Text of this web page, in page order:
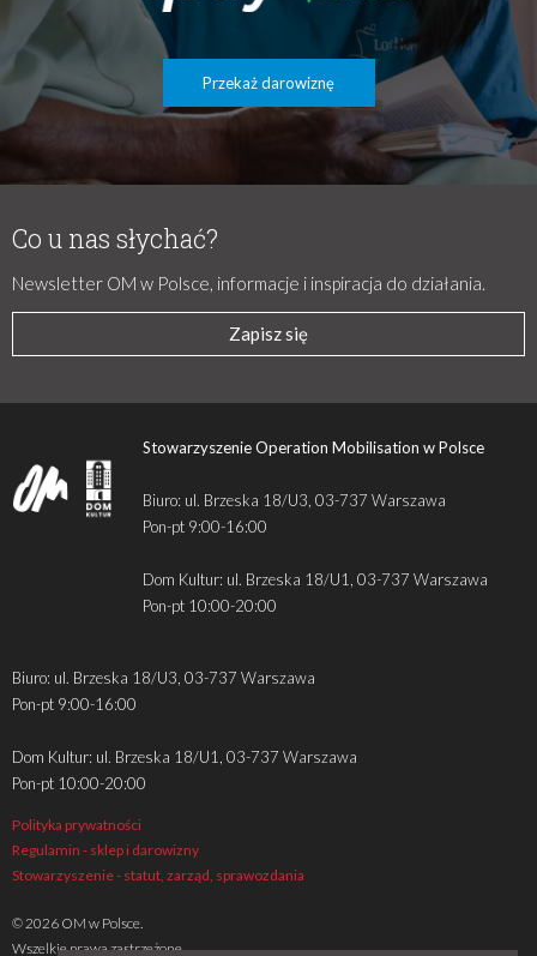
Przekaż darowiznę
Co u nas słychać?
Newsletter OM w Polsce, informacje i inspiracja do działania.
Zapisz się
Stowarzyszenie Operation Mobilisation w Polsce
Biuro: ul. Brzeska 18/U3, 03-737 Warszawa
Pon-pt 9:00-16:00
Dom Kultur: ul. Brzeska 18/U1, 03-737 Warszawa
Pon-pt 10:00-20:00
Biuro: ul. Brzeska 18/U3, 03-737 Warszawa
Pon-pt 9:00-16:00
Dom Kultur: ul. Brzeska 18/U1, 03-737 Warszawa
Pon-pt 10:00-20:00
Polityka prywatności
Regulamin - sklep i darowizny
Stowarzyszenie - statut, zarząd, sprawozdania
© 2026 OM w Polsce.
Wszelkie prawa zastrzeżone